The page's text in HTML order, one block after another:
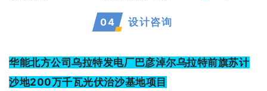
04 设计咨询
华能北方公司乌拉特发电厂巴彦淖尔乌拉特前旗苏计
沙地200万千瓦光伏治沙基地项目